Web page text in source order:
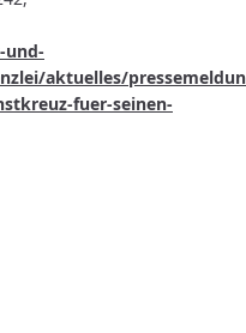
aktuelles/
fuer-seinen-